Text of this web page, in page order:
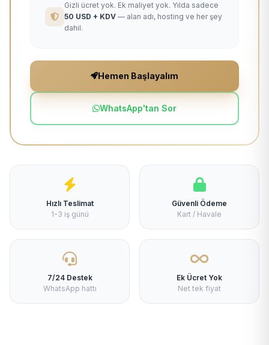
Gizli ücret yok. Ek maliyet yok. Yılda sadece
50 USD + KDV — alan adı, hosting ve her şey
dahil.
Hemen Başlayalım
WhatsApp'tan Sor
Hızlı Teslimat
1-3 iş günü
Güvenli Ödeme
Kart / Havale
7/24 Destek
WhatsApp hattı
Ek Ücret Yok
Net tek fiyat